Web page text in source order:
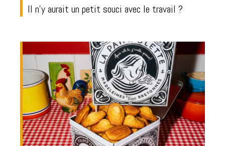
Il n'y aurait un petit souci avec le travail ?